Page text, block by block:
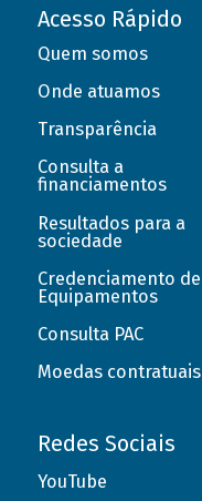
Acesso Rápido
Quem somos
Onde atuamos
Transparência
Consulta a
financiamentos
Resultados para a
sociedade
Credenciamento de
Equipamentos
Consulta PAC
Moedas contratuais
Redes Sociais
YouTube